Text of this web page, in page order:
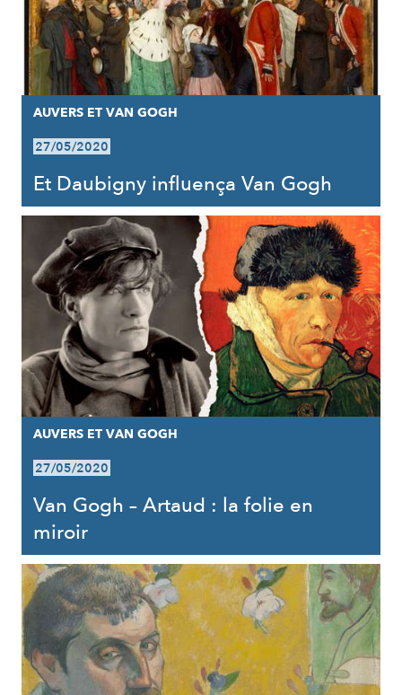
AUVERS ET VAN GOGH
27/05/2020
Et Daubigny influença Van Gogh
AUVERS ET VAN GOGH
27/05/2020
Van Gogh – Artaud : la folie en
miroir